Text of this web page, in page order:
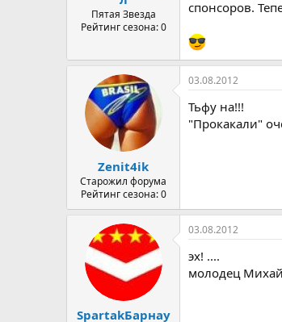
Пятая Звезда
Рейтинг сезона: 0
спонсоров.
Zenit4ik
Старожил форума
Рейтинг сезона: 0
03.08.2012
Тьфу на!!!
"Прокакали"
SpartakБарнау
03.08.2012
эх! ....
молодец